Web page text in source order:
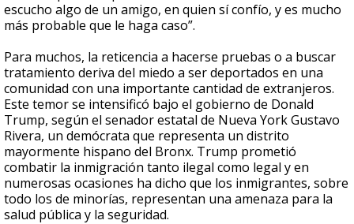
escucho algo de un amigo, en quien sí confío, y es mucho
más probable que le haga caso”.
Para muchos, la reticencia a hacerse pruebas o a buscar
tratamiento deriva del miedo a ser deportados en una
comunidad con una importante cantidad de extranjeros.
Este temor se intensificó bajo el gobierno de Donald
Trump, según el senador estatal de Nueva York Gustavo
Rivera, un demócrata que representa un distrito
mayormente hispano del Bronx. Trump prometió
combatir la inmigración tanto ilegal como legal y en
numerosas ocasiones ha dicho que los inmigrantes, sobre
todo los de minorías, representan una amenaza para la
salud pública y la seguridad.